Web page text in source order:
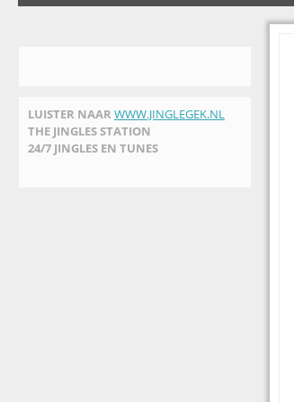
LUISTER NAAR WWW.JINGLEGEK.NL
THE JINGLES STATION
24/7 JINGLES EN TUNES